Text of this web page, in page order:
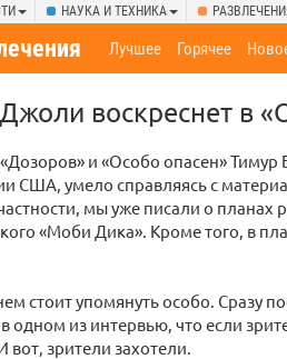
НАУКА И ТЕХНИКА
Лучшее Горячее
воскреснет в
и «Особо опасен»
США, умело справляясь с
мы уже писали о планах
«Моби Дика». Кроме того, в
стоит упомянуть особо. Сразу
одном из интервью, что если
вот, зрители захотели.